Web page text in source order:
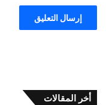
أخر المقالات